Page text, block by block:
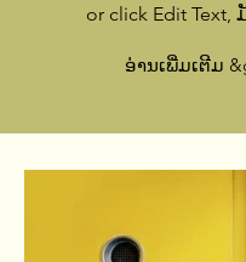
or click Edit Text,
ອ່ານເພີ່ມເຕີມ